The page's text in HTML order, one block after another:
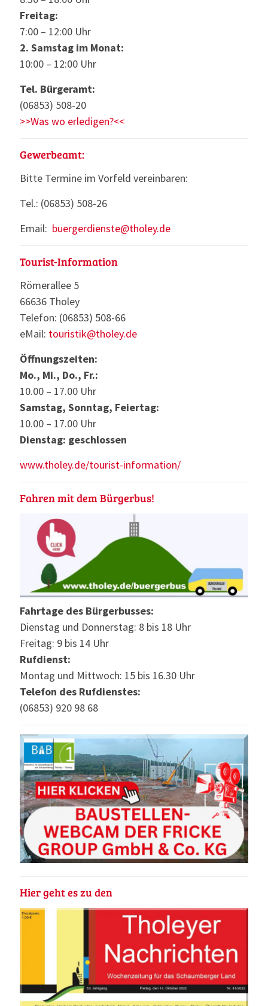
Freitag:
7:00 – 12:00 Uhr
2. Samstag im Monat:
10:00 – 12:00 Uhr
Tel. Bürgeramt:
(06853) 508-20
>>Was wo erledigen?<<
Gewerbeamt:
Bitte Termine im Vorfeld vereinbaren:
Tel.: (06853) 508-26
Email: buergerdienste@tholey.de
Tourist-Information
Römerallee 5
66636 Tholey
Telefon: (06853) 508-66
eMail: touristik@tholey.de
Öffnungszeiten:
Mo., Mi., Do., Fr.:
10.00 – 17.00 Uhr
Samstag, Sonntag, Feiertag:
10.00 – 17.00 Uhr
Dienstag: geschlossen
www.tholey.de/tourist-information/
Fahren mit dem Bürgerbus!
Fahrtage des Bürgerbusses:
Dienstag und Donnerstag: 8 bis 18 Uhr
Freitag: 9 bis 14 Uhr
Rufdienst:
Montag und Mittwoch: 15 bis 16.30 Uhr
Telefon des Rufdienstes:
(06853) 920 98 68
Hier geht es zu den